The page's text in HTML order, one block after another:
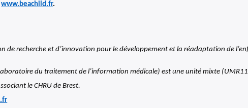
www.beachild.fr.
de recherche et d’innovation pour le développement et la réadaptation de
du traitement de l’information médicale) est une unité mixte
le CHRU de Brest.